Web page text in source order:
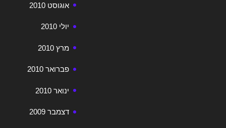
אוגוסט 2010
יולי 2010
מרץ 2010
פברואר 2010
ינואר 2010
דצמבר 2009